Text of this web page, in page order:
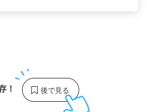
！